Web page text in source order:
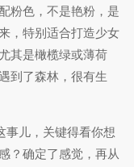
粉色，不是艳粉，是
，特别适合打造少女
其是橄榄绿或薄荷
到了森林，很有生
事儿，关键得看你想
？确定了感觉，再从